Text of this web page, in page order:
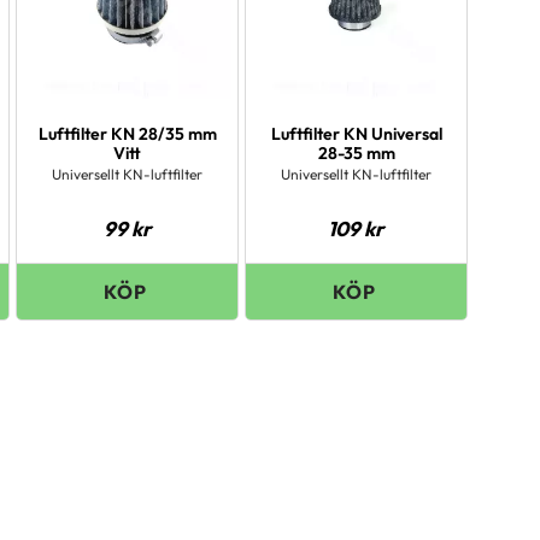
Luftfilter KN 28/35 mm
Vitt
Universellt KN-luftfilter
99kr
Luftfilter KN Universal
28-35 mm
Universellt KN-luftfilter
109kr